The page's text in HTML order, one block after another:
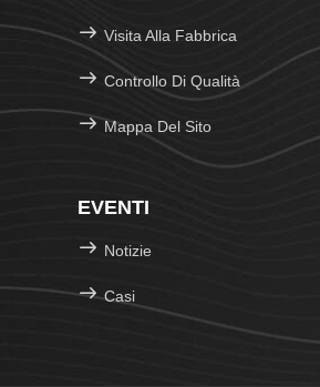
Visita Alla Fabbrica
Controllo Di Qualità
Mappa Del Sito
EVENTI
Notizie
Casi